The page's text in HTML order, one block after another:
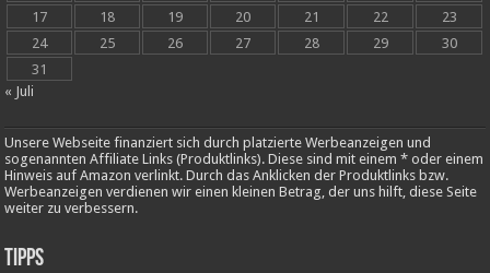
17
18 19 20 21 22
23
24
25 26 27 28 29
30
31
« Juli
Unsere Webseite finanziert sich durch platzierte Werbeanzeigen und
sogenannten Affiliate Links (Produktlinks). Diese sind mit einem * oder einem
Hinweis auf Amazon verlinkt. Durch das Anklicken der Produktlinks bzw.
Werbeanzeigen verdienen wir einen kleinen Betrag, der uns hilft, diese Seite
weiter zu verbessern.
Tipps